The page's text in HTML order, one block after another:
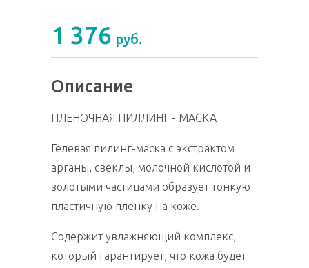
1 376 руб.
Описание
ПЛЕНОЧНАЯ ПИЛЛИНГ - МАСКА
Гелевая пилинг-маска с экстрактом
арганы, свеклы, молочной кислотой и
золотыми частицами образует тонкую
пластичную пленку на коже.
Содержит увлажняющий комплекс,
который гарантирует, что кожа будет